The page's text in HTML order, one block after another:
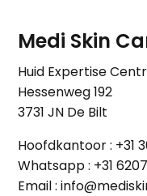
Medi Skin
Huid Expertise
Hessenweg 192
3731 JN De Bilt
Hoofdkantoor : +31
Whatsapp : +31
Email :